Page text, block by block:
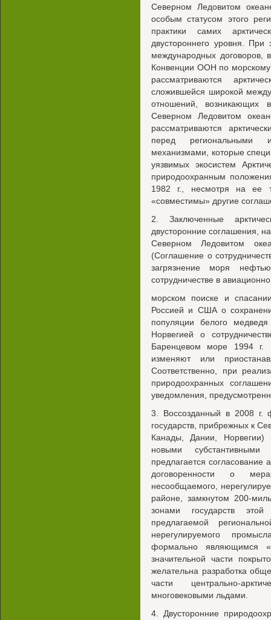
Северном Ледовитом
особым статусом этого
практики самих
двустороннего уровня.
международных договоров,
Конвенции ООН по морскому
рассматриваются
сложившейся широкой
отношений, возникающих
Северном Ледовитом
рассматриваются
перед региональными
механизмами, которые
уязвимых экосистем
природоохранным
1982 г., несмотря на ее
«совместимы» другие
2. Заключенные
двусторонние соглашения,
Северном Ледовитом
(Соглашение о
загрязнение моря
сотрудничестве в
морском поиске и
Россией и США о
популяции белого
Норвегией о
Баренцевом море 1994
изменяют или
Соответственно, при
природоохранных
уведомления,
3. Воссозданный в 2008 г.
государств, прибрежных к
Канады, Дании, Норвегии)
новыми
предлагается согласование
договоренности о
несообщаемого,
районе, замкнутом 200-
зонами государств
предлагаемой
нерегулируемого
формально являющимся
значительной части
желательна разработка
части центрально-
многовековыми льдами.
4. Двусторонние